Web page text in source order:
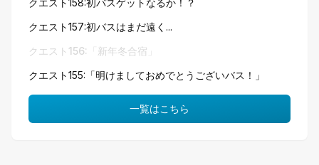
クエスト158:初バスゲットなるか！？
クエスト157:初バスはまだ遠く...
クエスト156:「新年冬合宿」
クエスト155:「明けましておめでとうございバス！」
一覧はこちら